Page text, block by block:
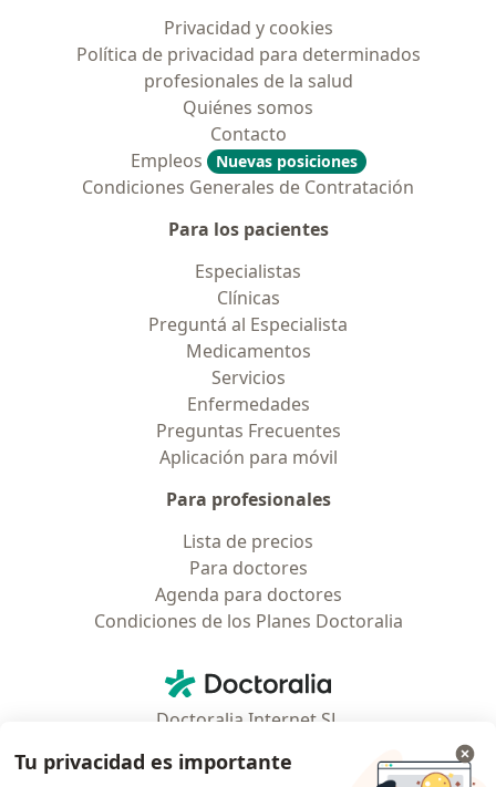
Privacidad y cookies
Política de privacidad para determinados
profesionales de la salud
Quiénes somos
Contacto
Empleos
Nuevas posiciones
Condiciones Generales de Contratación
Para los pacientes
Especialistas
Clínicas
Preguntá al Especialista
Medicamentos
Servicios
Enfermedades
Preguntas Frecuentes
Aplicación para móvil
Para profesionales
Lista de precios
Para doctores
Agenda para doctores
Condiciones de los Planes Doctoralia
Doctoralia - Página de inicio
Doctoralia Internet SL
08019 Barcelona, Spain
Tu privacidad es importante